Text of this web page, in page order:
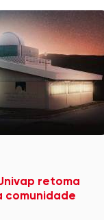
retoma
comunidade